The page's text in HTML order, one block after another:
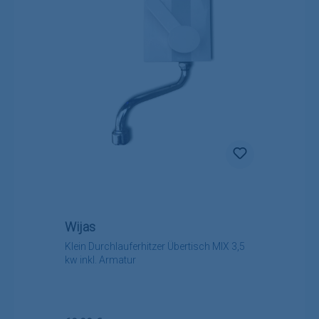
Klein Durchlauferhitzer Übertisch MIX 3,5
kw inkl. Armatur
Wijas